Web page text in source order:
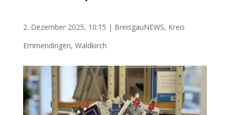
2. Dezember 2025, 10:15 | BreisgauNEWS, Kreis
Emmendingen, Waldkirch